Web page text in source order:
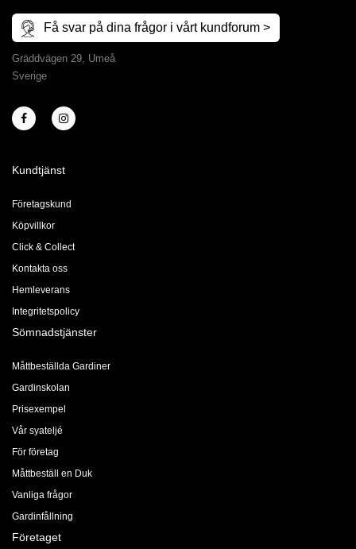
Få svar på dina frågor i vårt kundforum >
Gräddvägen 29, Umeå
Sverige
Kundtjänst
Företagskund
Köpvillkor
Click & Collect
Kontakta oss
Hemleverans
Integritetspolicy
Sömnadstjänster
Måttbeställda Gardiner
Gardinskolan
Prisexempel
Vår syateljé
För företag
Måttbeställ en Duk
Vanliga frågor
Gardinfållning
Företaget